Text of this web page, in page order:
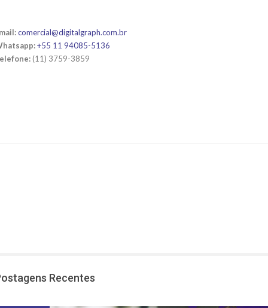
comercial@digitalgraph.com.br
+55 11 94085-5136
(11) 3759-3859
Recentes